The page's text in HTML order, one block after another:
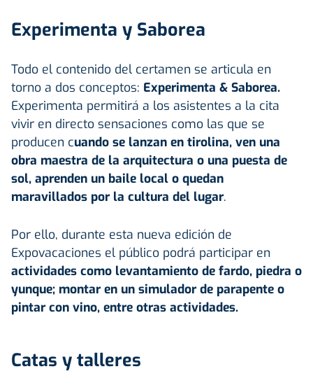
Experimenta y Saborea
Todo el contenido del certamen se articula en
torno a dos conceptos: Experimenta & Saborea.
Experimenta permitirá a los asistentes a la cita
vivir en directo sensaciones como las que se
producen cuando se lanzan en tirolina, ven una
obra maestra de la arquitectura o una puesta de
sol, aprenden un baile local o quedan
maravillados por la cultura del lugar.
Por ello, durante esta nueva edición de
Expovacaciones el público podrá participar en
actividades como levantamiento de fardo, piedra o
yunque; montar en un simulador de parapente o
pintar con vino, entre otras actividades.
Catas y talleres